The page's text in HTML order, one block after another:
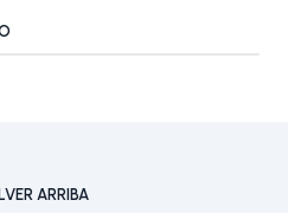
ARRIBA